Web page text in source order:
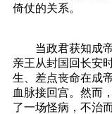
倚仗的关系。
当政君获知成帝
亲王从封国回长安
生、差点丧命在成
血脉接回宫。然而
了一场怪病，不治